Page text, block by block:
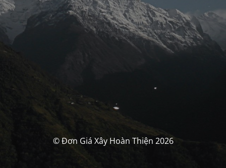
© Đơn Giá Xây Hoàn Thiện 2026